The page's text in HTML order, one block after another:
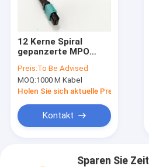
12 Kerne Spiral
gepanzerte MPO
Gehäuse 5,0mm
LSZH Jacke
Nagetierbeständig
Preis:To Be Advised
MOQ:1000 M Kabel
Holen Sie sich aktuelle Preis
Kontakt
Sparen Sie Zeit